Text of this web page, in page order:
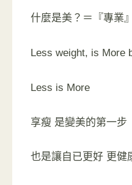
什麼是美？＝『專業
Less weight, is More
Less is More
享瘦 是變美的第一步
也是讓自已更好 更健